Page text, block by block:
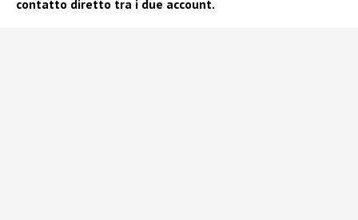
contatto diretto tra i due account.